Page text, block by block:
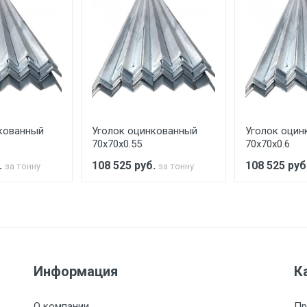
в размере, установленном поставщиком.
обязан обеспечить подъезные пути для
индивидуально.
за тонну
Уголок оцинкованный
70х70х0.55
108 525 руб. за тонну
Уголок
70х70х0.6
108 525
Информация